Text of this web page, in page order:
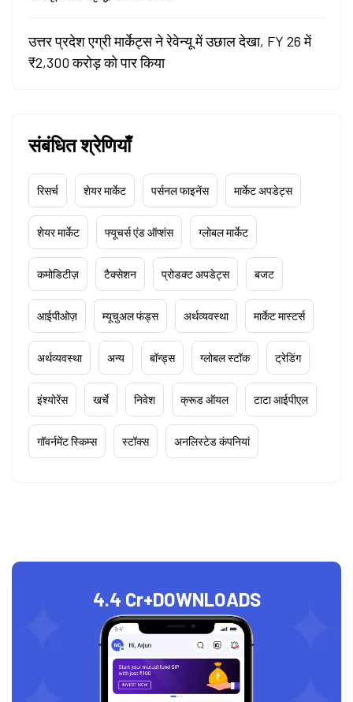
उत्तर प्रदेश एग्री मार्केट्स ने रेवेन्यू में उछाल देखा, FY 26 में
₹2,300 करोड़ को पार किया
संबंधित श्रेणियाँ
रिसर्च शेयर मार्केट पर्सनल फाइनेंस मार्केट अपडेट्स
शेयर मार्केट फ्यूचर्स एंड ऑप्शंस ग्लोबल मार्केट
कमोडिटीज़ टैक्सेशन प्रोडक्ट अपडेट्स बजट
आईपीओज़ म्यूचुअल फंड्स अर्थव्यवस्था मार्केट मास्टर्स
अर्थव्यवस्था अन्य बॉन्ड्स ग्लोबल स्टॉक ट्रेडिंग
इंश्योरेंस खर्चे निवेश क्रूड ऑयल टाटा आईपीएल
गॉवर्नमेंट स्किम्स स्टॉक्स अनलिस्टेड कंपनियां
4.4 Cr+DOWNLOADS